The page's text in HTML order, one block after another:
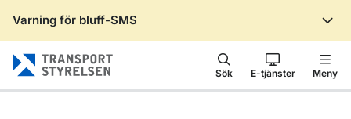
Varning för bluff-SMS
Sök E-tjänster Meny